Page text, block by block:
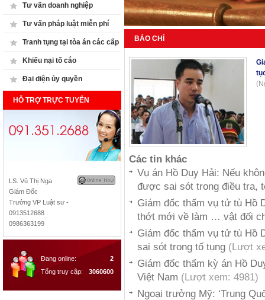
Tư vấn doanh nghiệp
Tư vấn pháp luật miễn phí
Tranh tụng tại tòa án các cấp
Khiếu nại tố cáo
Đại diện ủy quyền
HỖ TRỢ TRỰC TUYẾN
LS. Vũ Thị Nga
Giám Đốc
Trưởng VP Luật sư -
0913512688 .
0986363199
Đang online:
2
Tổng truy cập:
3060600
BÁO CHÍ
Các tin khác
Vụ án Hồ Duy Hải: Nếu
được sai sót trong điều tra,
Giám đốc thẩm vụ tử tù Hồ
thớt mới về làm … vật đối
Giám đốc thẩm vụ tử tù Hồ
sai sót trong tố tụng (Lượt
Giám đốc thẩm kỳ án Hồ
Việt Nam (Lượt xem: 4981)
Ngoại trưởng Mỹ: ‘Trung